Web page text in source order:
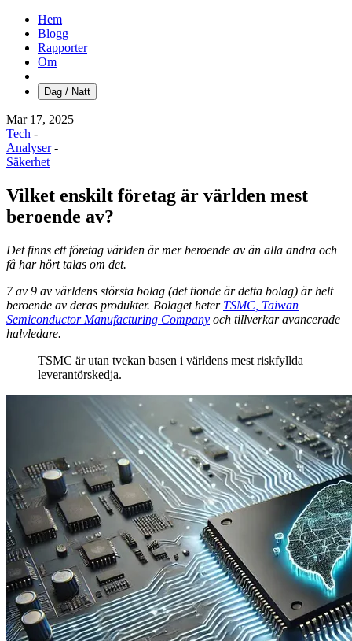
Hem
Blogg
Rapporter
Om
Dag / Natt
Mar 17, 2025
Tech -
Analyser-
Säkerhet
Vilket enskilt företag är världen mest
beroende av?
Det finns ett företag världen är mer beroende av än alla andra och
få har hört talas om det.
7 av 9 av världens största bolag (det tionde är detta bolag) är helt
beroende av deras produkter. Bolaget heter TSMC, Taiwan
Semiconductor Manufacturing Company och tillverkar avancerade
halvledare.
TSMC är utan tvekan basen i världens mest riskfyllda
leverantörskedja.